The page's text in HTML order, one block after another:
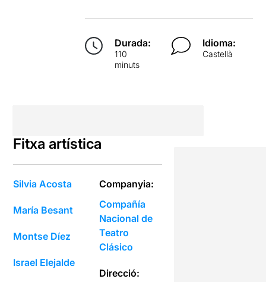
Durada:
110
minuts
Idioma:
Castellà
Fitxa artística
Silvia Acosta
María Besant
Montse Díez
Israel Elejalde
Companyia:
Compañía
Nacional de
Teatro
Clásico
Direcció: